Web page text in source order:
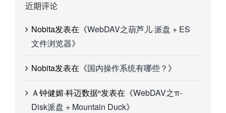
近期评论
Nobita发表在《WebDAV之葫芦儿·派盘 + ES
文件浏览器》
Nobita发表在《国内操作系统有哪些？ 》
Ａ钟健媚·科迈数据ⁿ发表在《WebDAV之π-
Disk派盘 + Mountain Duck》